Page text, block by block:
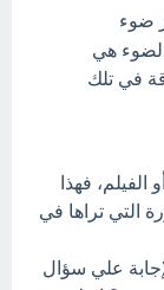
ضوء
هي
في تلك
فهذا
التي تراها في
علي سؤال